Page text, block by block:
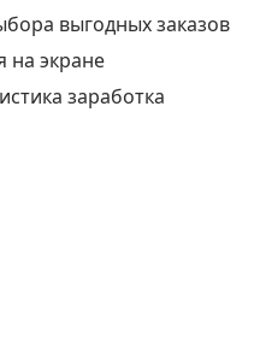
выгодных заказов
на экране
заработка